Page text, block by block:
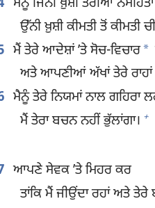
ਮੈਨੂੰ ਜਿੰਨੀ ਖ਼ੁਸ਼ੀ ਤੇਰੀਆਂ
ਉੱਨੀ ਖ਼ੁਸ਼ੀ ਕੀਮਤੀ ਤੋਂ ਕੀਮਤੀ
ਮੈਂ ਤੇਰੇ ਆਦੇਸ਼ਾਂ ʼਤੇ ਸੋਚ-ਵਿਚਾਰ*
ਅਤੇ ਆਪਣੀਆਂ ਅੱਖਾਂ ਤੇਰੇ ਰਾਹਾਂ
ਮੈਨੂੰ ਤੇਰੇ ਨਿਯਮਾਂ ਨਾਲ ਗਹਿਰਾ
ਮੈਂ ਤੇਰਾ ਬਚਨ ਨਹੀਂ ਭੁੱਲਾਂਗਾ। +
ਆਪਣੇ ਸੇਵਕ ʼਤੇ ਮਿਹਰ ਕਰ
ਤਾਂਕਿ ਮੈਂ ਜੀਉਂਦਾ ਰਹਾਂ ਅਤੇ ਤੇਰੇ